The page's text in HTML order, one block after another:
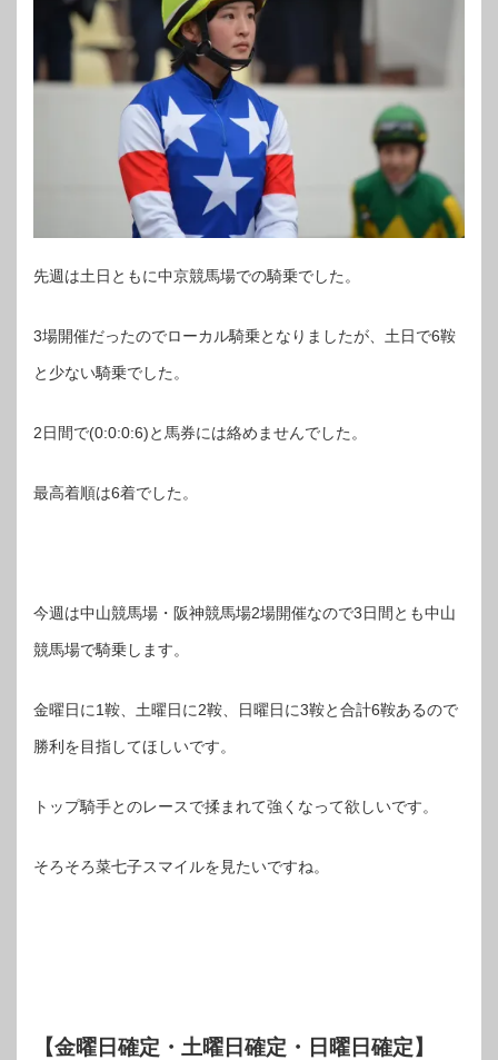
先週は土日ともに中京競馬場での騎乗でした。
3場開催だったのでローカル騎乗となりましたが、土日で6鞍
と少ない騎乗でした。
2日間で(0:0:0:6)と馬券には絡めませんでした。
最高着順は6着でした。
今週は中山競馬場・阪神競馬場2場開催なので3日間とも中山
競馬場で騎乗します。
金曜日に1鞍、土曜日に2鞍、日曜日に3鞍と合計6鞍あるので
勝利を目指してほしいです。
トップ騎手とのレースで揉まれて強くなって欲しいです。
そろそろ菜七子スマイルを見たいですね。
【金曜日確定・土曜日確定・日曜日確定】